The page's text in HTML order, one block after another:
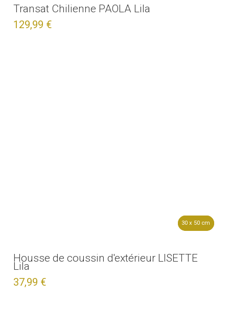
Transat Chilienne PAOLA Lila
129,99 €
30 x 50 cm
30 x 50 cm
Housse de coussin d'extérieur LISETTE
Lila
37,99 €